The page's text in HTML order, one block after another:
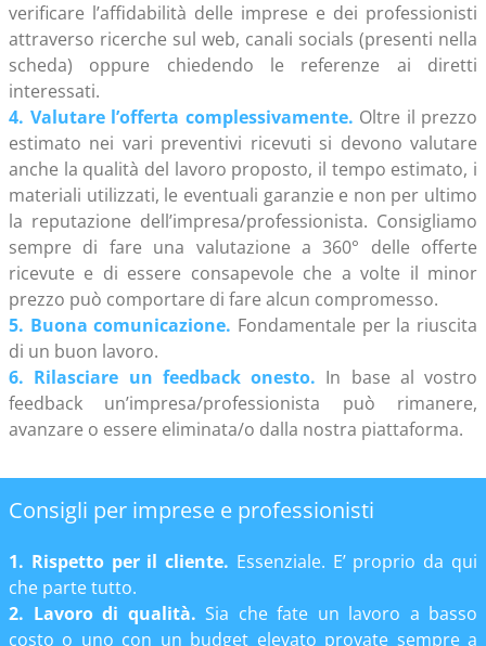
verificare l’affidabilità delle imprese e dei professionisti
attraverso ricerche sul web, canali socials (presenti nella
scheda) oppure chiedendo le referenze ai diretti
interessati.
4. Valutare l’offerta complessivamente. Oltre il prezzo
estimato nei vari preventivi ricevuti si devono valutare
anche la qualità del lavoro proposto, il tempo estimato, i
materiali utilizzati, le eventuali garanzie e non per ultimo
la reputazione dell’impresa/professionista. Consigliamo
sempre di fare una valutazione a 360° delle offerte
ricevute e di essere consapevole che a volte il minor
prezzo può comportare di fare alcun compromesso.
5. Buona comunicazione. Fondamentale per la riuscita
di un buon lavoro.
6. Rilasciare un feedback onesto. In base al vostro
feedback un’impresa/professionista può rimanere,
avanzare o essere eliminata/o dalla nostra piattaforma.
Consigli per imprese e professionisti
1. Rispetto per il cliente. Essenziale. E’ proprio da qui
che parte tutto.
2. Lavoro di qualità. Sia che fate un lavoro a basso
costo o uno con un budget elevato provate sempre a